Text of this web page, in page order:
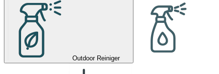
Outdoor Reiniger